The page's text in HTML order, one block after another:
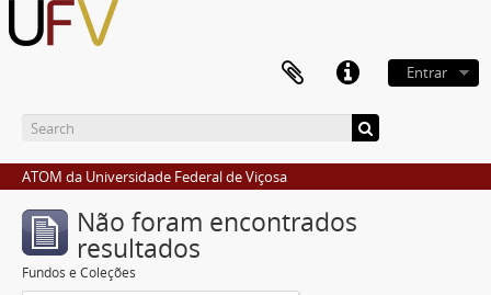
Entrar
ATOM da Universidade Federal de Viçosa
Não foram encontrados
resultados
Fundos e Coleções